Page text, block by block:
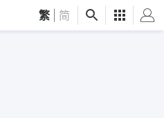
繁 简